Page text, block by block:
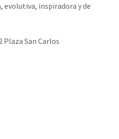
evolutiva, inspiradora y de
Plaza San Carlos